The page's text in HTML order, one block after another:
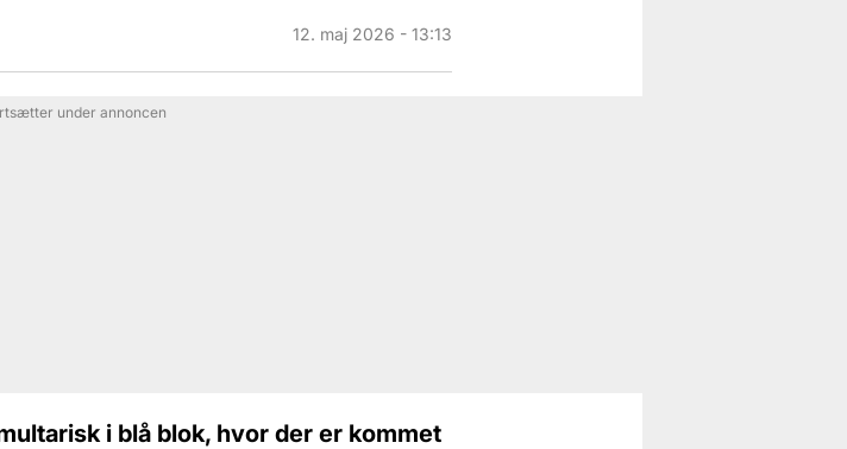
12. maj 2026 - 13:13
under annoncen
i blå blok, hvor der er kommet